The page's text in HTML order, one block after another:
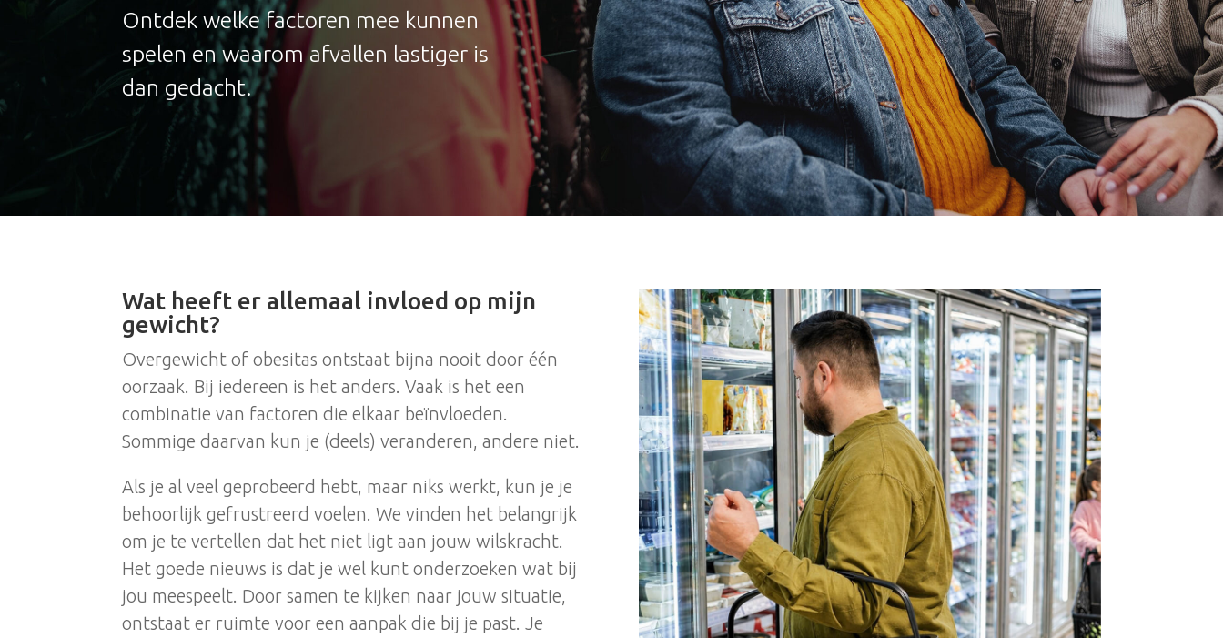
Ontdek welke factoren mee kunnen
spelen en waarom afvallen lastiger is
dan gedacht.
Wat heeft er allemaal invloed op mijn
gewicht?
Overgewicht of obesitas ontstaat bijna nooit door één
oorzaak. Bij iedereen is het anders. Vaak is het een
combinatie van factoren die elkaar beïnvloeden.
Sommige daarvan kun je (deels) veranderen, andere niet.
Als je al veel geprobeerd hebt, maar niks werkt, kun je je
behoorlijk gefrustreerd voelen. We vinden het belangrijk
om je te vertellen dat het niet ligt aan jouw wilskracht.
Het goede nieuws is dat je wel kunt onderzoeken wat bij
jou meespeelt. Door samen te kijken naar jouw situatie,
ontstaat er ruimte voor een aanpak die bij je past. Je